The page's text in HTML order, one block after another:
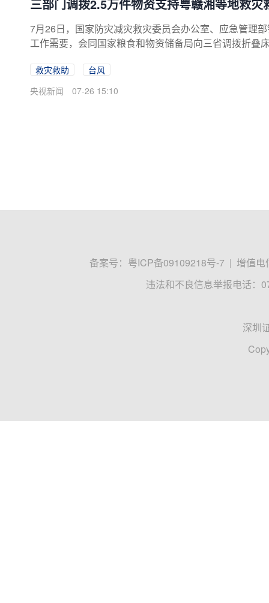
三部门调拨2.5万件物资支持粤赣湘等地救灾
7月26日，国家防灾减灾救灾委员会办公室、应急管理
工作需要，会同国家粮食和物资储备局向三省调拨折叠
救灾救助
台风
央视新闻
07-26 15:10
备案号： 粤ICP备09109218号-7 | 增值电
违法和不良信息举报电话：
深圳